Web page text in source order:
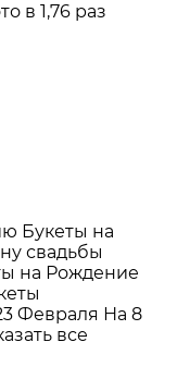
в 1,76 раз
Букеты на
свадьбы
на Рождение
Февраля На 8
все